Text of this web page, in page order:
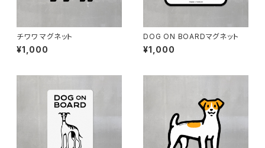
チワワ マグネット
¥1,000
DOG ON BOARDマグネット
¥1,000